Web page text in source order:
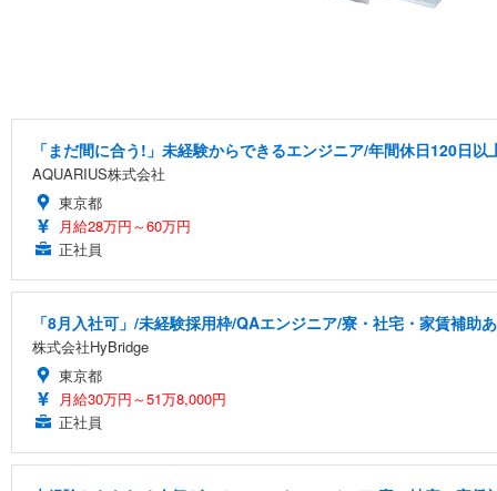
「まだ間に合う!」未経験からできるエンジニア/年間休日120日以
AQUARIUS株式会社
東京都
月給28万円～60万円
正社員
「8月入社可」/未経験採用枠/QAエンジニア/寮・社宅・家賃補助
株式会社HyBridge
東京都
月給30万円～51万8,000円
正社員